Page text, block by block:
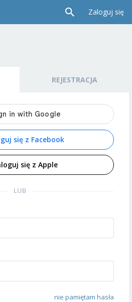
Zaloguj się
REJESTRACJA
się z Facebook
się z Apple
LUB
nie pamiętam hasła